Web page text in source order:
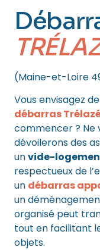
(Maine-et-Loire
Vous envisagez
débarras
commencer ? Ne
dévoilerons des
unvide-
respectueux de
un débarras
un
organisé peut
tout en facilitant
objets.